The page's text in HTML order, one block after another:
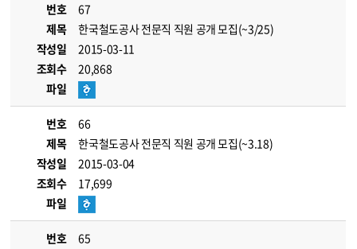
번호
67
제목
한국철도공사 전문직 직원 공개 모집(~3/25)
작성일
2015-03-11
조회수
20,868
파일
번호
66
제목
한국철도공사 전문직 직원 공개 모집(~3.18)
작성일
2015-03-04
조회수
17,699
파일
번호
65